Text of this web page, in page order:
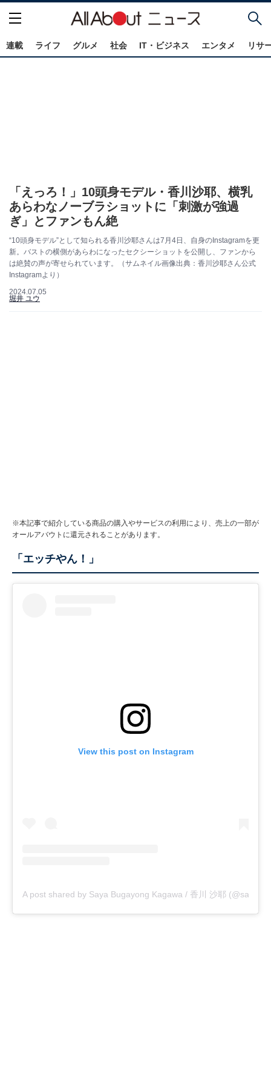
連載 ライフ グルメ 社会 IT・ビジネス エンタメ リサ
「えっろ！」10頭身モデル・香川沙耶、横乳
あらわなノーブラショットに「刺激が強過
ぎ」とファンもん絶
“10頭身モデル”として知られる香川沙耶さんは7月4日、自身のInstagramを更
新。バストの横側があらわになったセクシーショットを公開し、ファンから
は絶賛の声が寄せられています。（サムネイル画像出典：香川沙耶さん公式
Instagramより）
2024.07.05
堀井 ユウ
※本記事で紹介している商品の購入やサービスの利用により、売上の一部が
オールアバウトに還元されることがあります。
「エッチやん！」
View this post on Instagram
A post shared by Saya Bugayong Kagawa / 香川 沙耶